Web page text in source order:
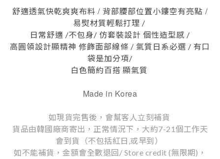
舒適透氣快乾爽爽布料 / 背部腰部位置小鏤空有亮點 /
易熨材質輕鬆打理 /
日常舒適 /不包身/ 仿套裝設計 個性造型感 /
高圓領設計顯精神 修飾面部線條 / 氣質日系必選 / 有口
袋是加分項/
白色簡約百搭 顯氣質
Made in Korea
如現貨完售後，會幫客人立刻補貨
貨品由韓國廠商寄出，正常情況下，大約7-21個工作天
會到貨（不包括紅日,或早到）
如不能補貨，金額會全數退回/ Store credit (無限期)，